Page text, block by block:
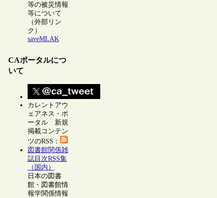
等の被災情報
等について
（外部リン
ク）
saveMLAK
CAポータルにつ
いて
カレントアウ
ェアネス・ポ
ータル 新規
掲載コンテン
ツのRSS：
図書館関係雑
誌目次RSS集
（国内）
日本の図書
館・図書館情
報学関係情報